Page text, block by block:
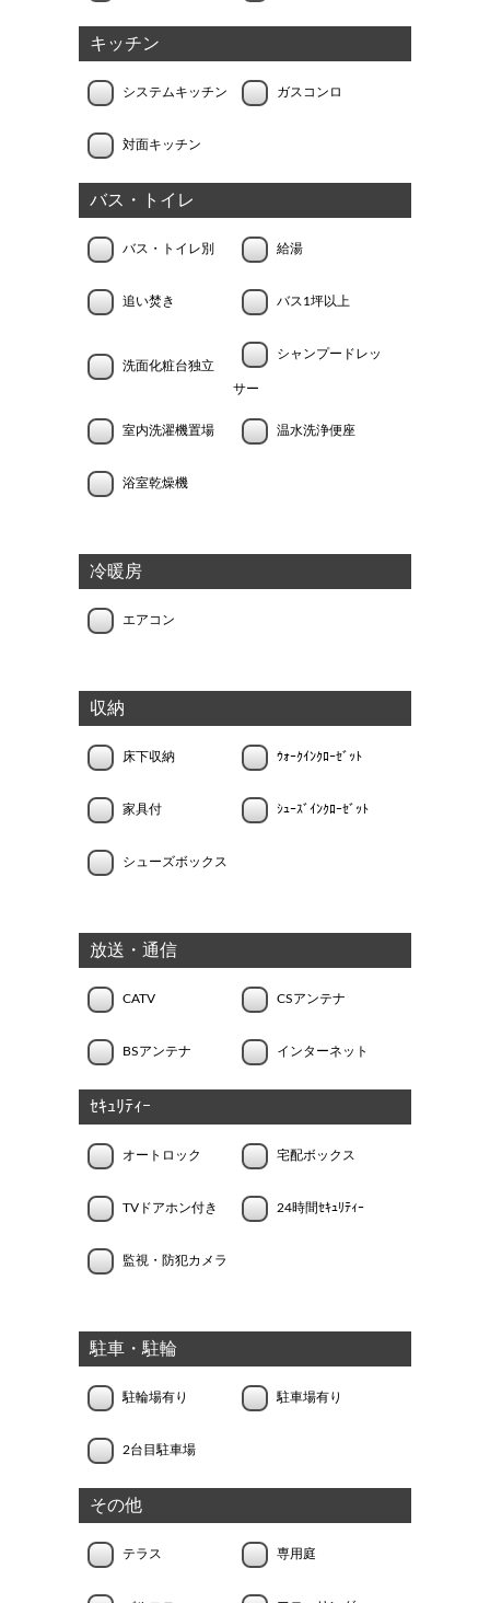
キッチン
システムキッチン ガスコンロ
対面キッチン
バス・トイレ
バス・トイレ別 給湯
追い焚き バス1坪以上
洗面化粧台独立
シャンプードレッ
サー
室内洗濯機置場 温水洗浄便座
浴室乾燥機
冷暖房
エアコン
収納
床下収納 ｳｫｰｸｲﾝｸﾛｰｾﾞｯﾄ
家具付 ｼｭｰｽﾞｲﾝｸﾛｰｾﾞｯﾄ
シューズボックス
放送・通信
CATV CSアンテナ
BSアンテナ インターネット
ｾｷｭﾘﾃｨｰ
オートロック 宅配ボックス
TVドアホン付き 24時間ｾｷｭﾘﾃｨｰ
監視・防犯カメラ
駐車・駐輪
駐輪場有り 駐車場有り
2台目駐車場
その他
テラス 専用庭